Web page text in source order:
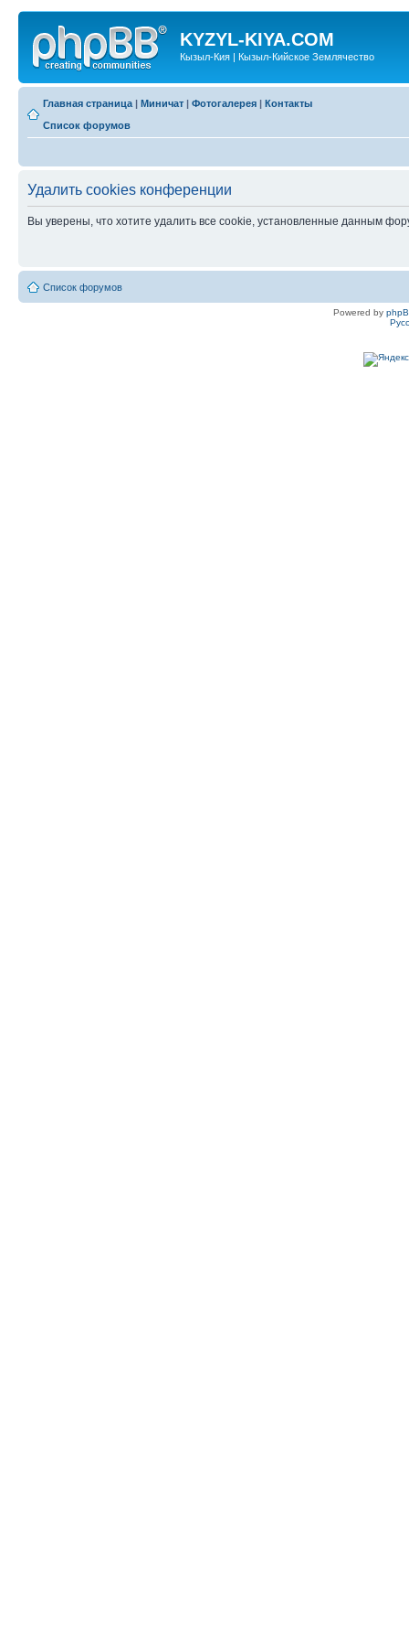
KYZYL-KIYA.COM
Кызыл-Кия | Кызыл-Кийское Землячество
Главная страница | Миничат | Фотогалерея | Контакты
Список форумов
Удалить cookies конференции
Вы уверены, что хотите удалить все cookie, установленные данным
Список форумов
Powered by